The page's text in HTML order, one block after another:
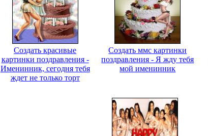
Создать красивые
картинки поздравления -
Именинник, сегодня тебя
ждет не только торт
Создать ммс картинки
поздравления - Я жду тебя
мой именинник